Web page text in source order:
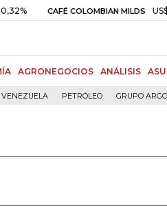
CAFÉ COLOMBIAN MILDS US$ 3,75
AGRONEGOCIOS ANÁLISIS
VENEZUELA PETRÓLEO GRUPO